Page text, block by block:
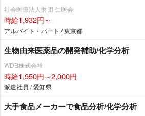
社会医療法人財団 仁医会
時給1,932円～
アルバイト・パート / 東京都
生物由来医薬品の開発補助/化学分析
WDB株式会社
時給1,950円～2,000円
派遣社員 / 愛知県
大手食品メーカーで食品分析/化学分析